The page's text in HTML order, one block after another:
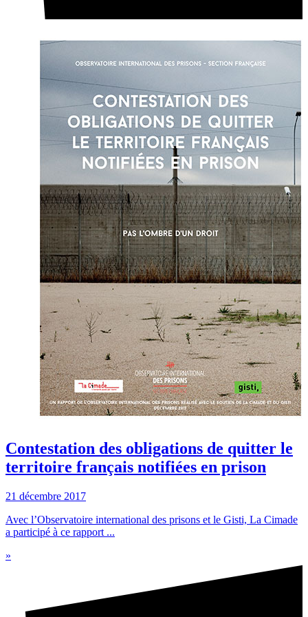
Contestation des obligations de quitter le
territoire français notifiées en prison
21 décembre 2017
Avec l’Observatoire international des prisons et le Gisti, La Cimade
a participé à ce rapport ...
»